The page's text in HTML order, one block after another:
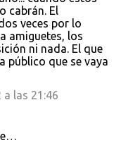
cabrán. El
veces por lo
amiguetes, los
ni nada. El que
público que se vaya
las 21:46